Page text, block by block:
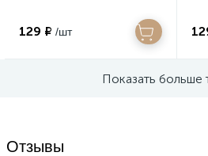
129 ₽ /шт
Показать больше
Отзывы